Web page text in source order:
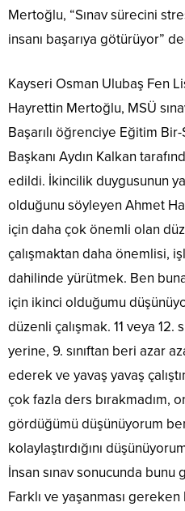
Mertoğlu, “Sınav sürecini
insanı başarıya götürüyor”
Kayseri Osman Ulubaş Fen
Hayrettin Mertoğlu, MSÜ
Başarılı öğrenciye Eğitim
Başkanı Aydın Kalkan
edildi. İkincilik duygusunun
olduğunu söyleyen Ahmet
için daha çok önemli olan
çalışmaktan daha önemlisi,
dahilinde yürütmek. Ben
için ikinci olduğumu
düzenli çalışmak. 11 veya 12.
yerine, 9. sınıftan beri azar
ederek ve yavaş yavaş
çok fazla ders bırakmadım,
gördüğümü düşünüyorum
kolaylaştırdığını
İnsan sınav sonucunda
Farklı ve yaşanması